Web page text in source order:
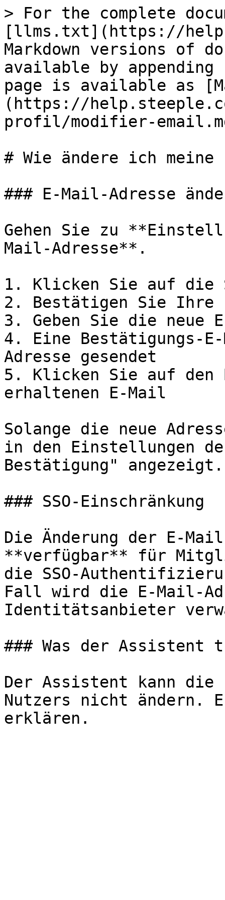
> For the complete
[llms.txt](https://
Markdown versions of
available by
page is available as
(https://
profil/modifier-
# Wie ändere ich meine
### E-Mail-Adresse
Gehen Sie zu
Mail-Adresse**.
1. Klicken Sie auf die
2. Bestätigen Sie
3. Geben Sie die neue
4. Eine Bestätigungs-
Adresse gesendet
5. Klicken Sie auf
erhaltenen E-Mail
Solange die neue
in den Einstellungen
Bestätigung" angezeigt.
### SSO-Einschränkung
Die Änderung der E-
**verfügbar** für
die SSO-
Fall wird die E-Mail-
Identitätsanbieter
### Was der Assistent
Der Assistent kann die
Nutzers nicht ändern.